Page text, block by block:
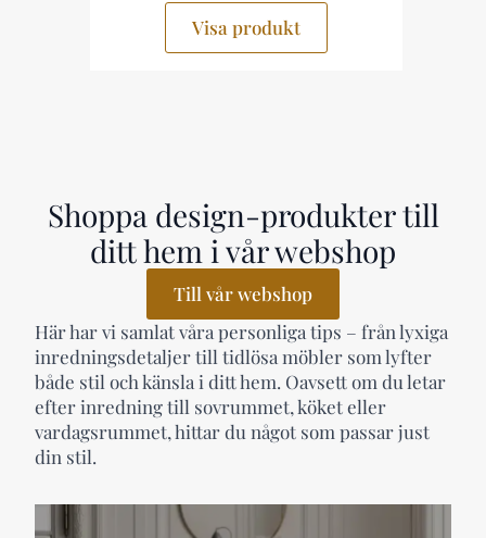
Visa produkt
Shoppa design-produkter till
ditt hem i vår webshop
Till vår webshop
Här har vi samlat våra personliga tips – från lyxiga
inredningsdetaljer till tidlösa möbler som lyfter
både stil och känsla i ditt hem. Oavsett om du letar
efter inredning till sovrummet, köket eller
vardagsrummet, hittar du något som passar just
din stil.